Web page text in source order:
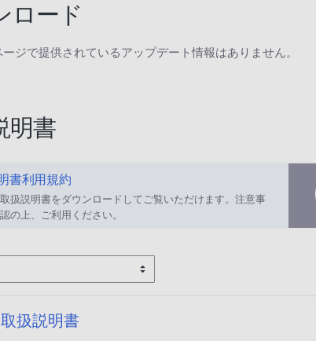
ロード
ジで提供されているアップデート情報はありません。
明書
書利用規約
扱説明書をダウンロードしてご覧いただけます。注意事
の上、ご利用ください。
取扱説明書公